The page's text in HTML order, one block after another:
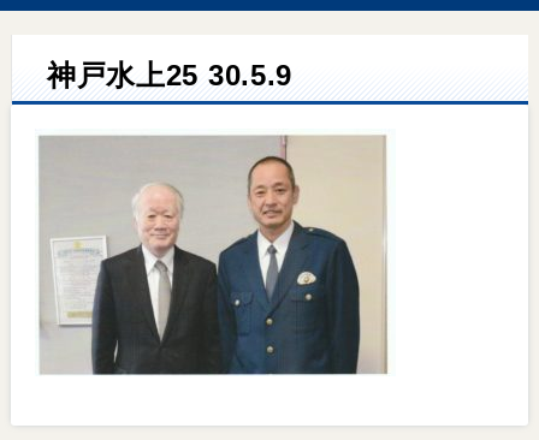
神戸水上25 30.5.9